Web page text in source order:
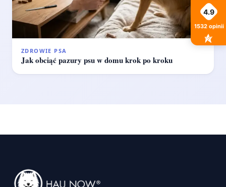
ZDROWIE PSA
Jak obciąć pazury psu w domu krok po kroku
4.9
1532 opinii